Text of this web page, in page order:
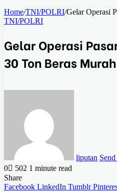
Home/TNI/POLRI/Gelar Operasi
TNI/POLRI
Gelar Operasi
30 Ton Beras Murah
liputan
0
502 1 minute read
Share
Facebook LinkedIn Tumblr